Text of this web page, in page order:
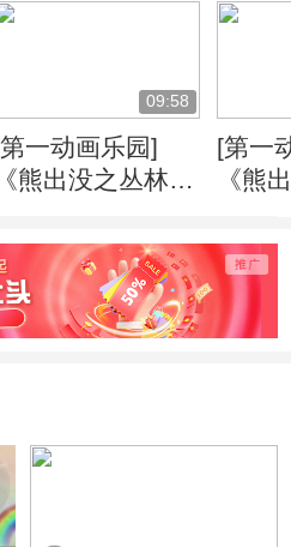
09:58
一动画乐园]
《熊出没之丛林总
[第一
《熊
机”